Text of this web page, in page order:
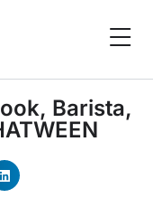
Barista,